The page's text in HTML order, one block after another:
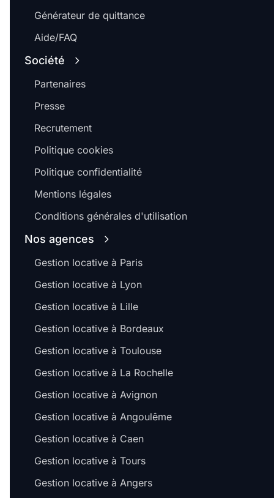
Générateur de quittance
Aide/FAQ
Société
Partenaires
Presse
Recrutement
Politique cookies
Politique confidentialité
Mentions légales
Conditions générales d'utilisation
Nos agences
Gestion locative à Paris
Gestion locative à Lyon
Gestion locative à Lille
Gestion locative à Bordeaux
Gestion locative à Toulouse
Gestion locative à La Rochelle
Gestion locative à Avignon
Gestion locative à Angoulême
Gestion locative à Caen
Gestion locative à Tours
Gestion locative à Angers